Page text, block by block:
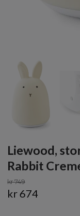
Liewood,
Rabbit
kr 749
kr 674